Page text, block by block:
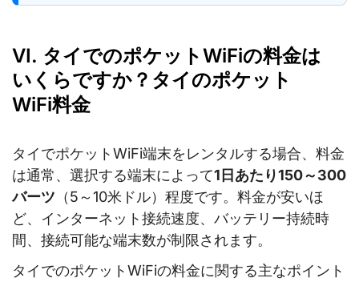
VI. タイでのポケットWiFiの料金は
いくらですか？タイのポケット
WiFi料金
タイでポケットWiFi端末をレンタルする場合、料金
は通常、選択する端末によって1日あたり150～300
バーツ （5～10米ドル）程度です。料金が安いほ
ど、インターネット接続速度、バッテリー持続時
間、接続可能な端末数が制限されます。
タイでのポケットWiFiの料金に関する主なポイント